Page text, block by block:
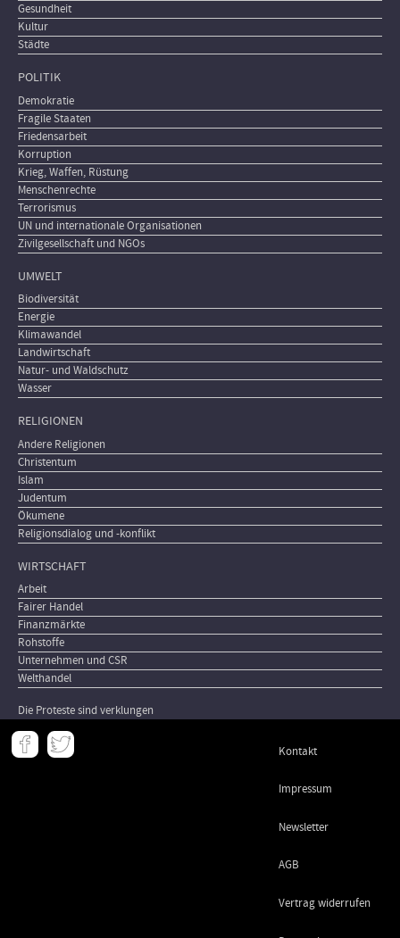
Gesundheit
Kultur
Städte
POLITIK
Demokratie
Fragile Staaten
Friedensarbeit
Korruption
Krieg, Waffen, Rüstung
Menschenrechte
Terrorismus
UN und internationale Organisationen
Zivilgesellschaft und NGOs
UMWELT
Biodiversität
Energie
Klimawandel
Landwirtschaft
Natur- und Waldschutz
Wasser
RELIGIONEN
Andere Religionen
Christentum
Islam
Judentum
Ökumene
Religionsdialog und -konflikt
WIRTSCHAFT
Arbeit
Fairer Handel
Finanzmärkte
Rohstoffe
Unternehmen und CSR
Welthandel
Die Proteste sind verklungen
Meta
- Kontakt
Impressum
Newsletter
AGB
Vertrag widerrufen